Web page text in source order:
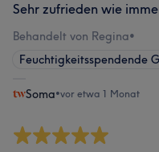
Sehr zufrieden wie
Behandelt von Regina•
Feuchtigkeitsspendende
Soma•vor etwa 1 Monat